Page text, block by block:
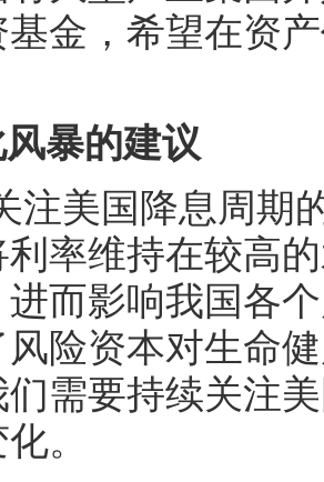
金，希望在资
暴的建议
注美国降息周期
利率维持在较高
而影响我国各
风险资本对生命
需要持续关注
。